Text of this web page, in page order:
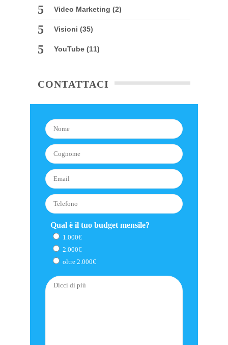
Video Marketing (2)
Visioni (35)
YouTube (11)
CONTATTACI
Qual è il tuo budget mensile?
1.000€
2.000€
oltre 2.000€